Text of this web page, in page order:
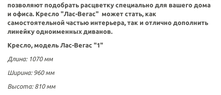
позволяют подобрать расцветку специально для вашего дома
и офиса. Кресло "Лас-Вегас" может стать, как
самостоятельной частью интерьера, так и отлично дополнить
линейку одноименных диванов.
Кресло, модель Лас-Вегас "1"
Длина: 1070 мм
Ширина: 960 мм
Высота: 810 мм